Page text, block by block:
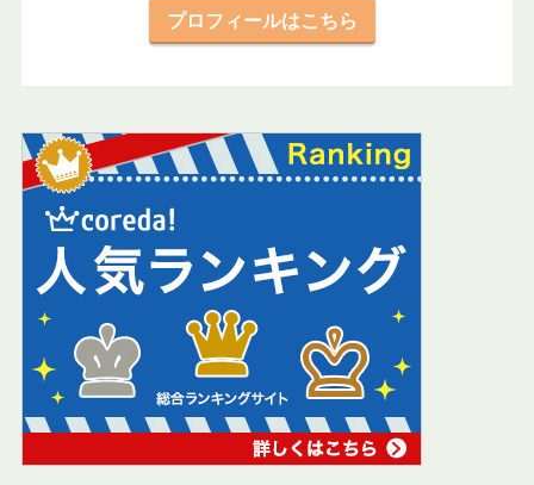
プロフィールはこちら